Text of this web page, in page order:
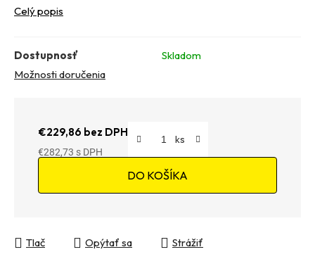
Celý popis
Dostupnosť
Skladom
Možnosti doručenia
€229,86 bez DPH
€282,73
DO KOŠÍKA
Tlač Opýtať sa Strážiť